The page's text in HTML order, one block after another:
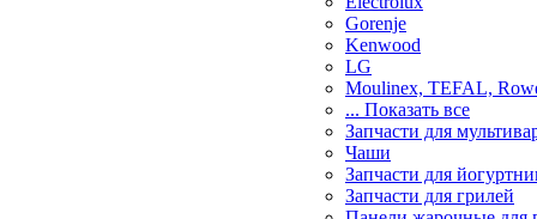
Gorenje
Kenwood
LG
Moulinex, TEFAL,
... Показать все
Запчасти для
Чаши
Запчасти для
Запчасти для грилей